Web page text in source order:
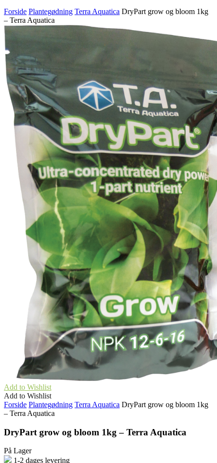
Forside Plantegødning Terra Aquatica DryPart grow og bloom 1kg
– Terra Aquatica
Add to Wishlist
Add to Wishlist
Forside Plantegødning Terra Aquatica DryPart grow og bloom 1kg
– Terra Aquatica
DryPart grow og bloom 1kg – Terra Aquatica
På Lager
1-2 dages levering